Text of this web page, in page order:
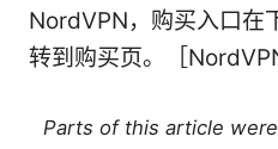
NordVPN，购买入口在
转到购买页。［
Parts of this article